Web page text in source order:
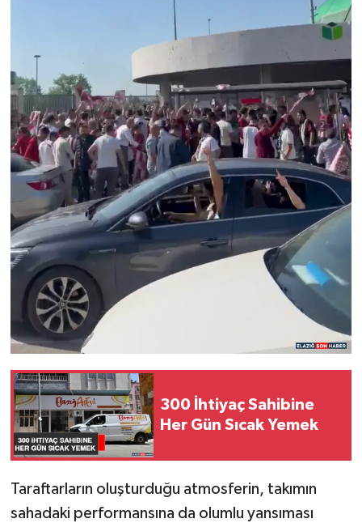
300 İhtiyaç Sahibine
Her Gün Sıcak Yemek
Taraftarların oluşturduğu atmosferin, takımın
sahadaki performansına da olumlu yansıması